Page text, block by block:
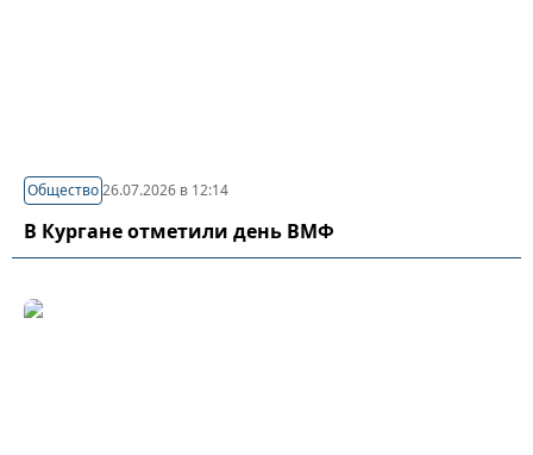
Общество26.07.2026 в 12:14
В Кургане отметили день ВМФ